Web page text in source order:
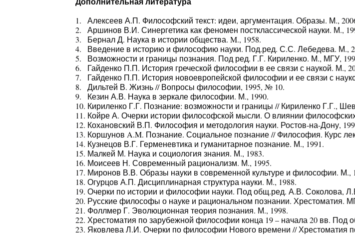
Алексеев А.П. Философский текст: идеи, аргументация. Образы. М.,
Аршинов В.И. Синергетика как феномен постклассической науки. М.,
Бернал Д. Наука в истории общества. M., 1958.
Введение в историю и философию науки. Под.ред. С.С. Лебедева. М.,
Возможности и границы познания. Под ред. Г.Г. Кириленко. М., МГУ,
Гайденко П.П. История греческой философии в ее связи с наукой. М.,
Гайденко П.П. История новоевропейской философии и ее связи с
Дильтей В. Жизнь // Вопросы философии, 1995, № 10.
Кезин А.В. Наука в зеркале философии. М., 1990.
Кириленко Г.Г. Познание: возможности и границы // Кириленко Г.Г.,
Койре А. Очерки истории философской мысли. О влиянии
Кохановский В.П. Философия и методология науки. Ростов-на-Дону,
Коршунов A.M. Познание. Социальное познание // Философия. Курс
Кузнецов В.Г. Герменевтика и гуманитарное познание. М., 1991.
Малкей М. Наука и социология знания. М., 1983.
Моисеев Н. Современный рационализм. М., 1995.
Миронов В.В. Образы науки в современной культуре и философии. М.,
Огурцов А.П. Дисциплинарная структура науки. М., 1988.
Очерки по истории и философии науки. Под общ.ред. А.В. Соколова,
Русские философы о науке и рациональном познании. Хрестоматия.
Фоллмер Г. Эволюционная теория познания. М., 1998.
Хрестоматия по зарубежной философии конца 19 – начала 20 вв. Под
Яковлева Л.И. Очерки по философии Нового времени // Хрестоматия